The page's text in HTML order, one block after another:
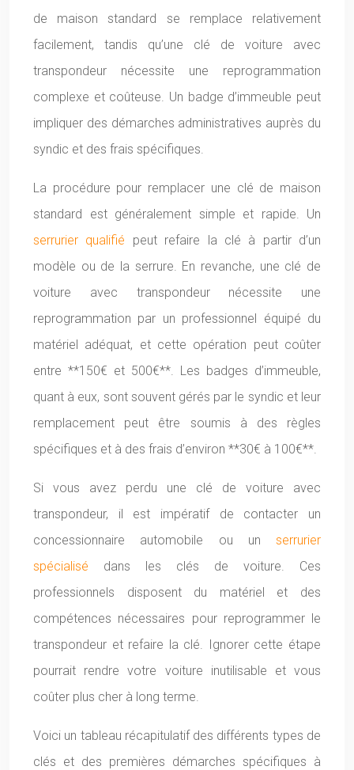
de maison standard se remplace relativement
facilement, tandis qu’une clé de voiture avec
transpondeur nécessite une reprogrammation
complexe et coûteuse. Un badge d’immeuble peut
impliquer des démarches administratives auprès du
syndic et des frais spécifiques.
La procédure pour remplacer une clé de maison
standard est généralement simple et rapide. Un
serrurier qualifié peut refaire la clé à partir d’un
modèle ou de la serrure. En revanche, une clé de
voiture avec transpondeur nécessite une
reprogrammation par un professionnel équipé du
matériel adéquat, et cette opération peut coûter
entre **150€ et 500€**. Les badges d’immeuble,
quant à eux, sont souvent gérés par le syndic et leur
remplacement peut être soumis à des règles
spécifiques et à des frais d’environ **30€ à 100€**.
Si vous avez perdu une clé de voiture avec
transpondeur, il est impératif de contacter un
concessionnaire automobile ou un serrurier
spécialisé dans les clés de voiture. Ces
professionnels disposent du matériel et des
compétences nécessaires pour reprogrammer le
transpondeur et refaire la clé. Ignorer cette étape
pourrait rendre votre voiture inutilisable et vous
coûter plus cher à long terme.
Voici un tableau récapitulatif des différents types de
clés et des premières démarches spécifiques à